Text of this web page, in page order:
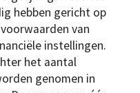
hebben gericht op
van
instellingen.
het aantal
genomen in